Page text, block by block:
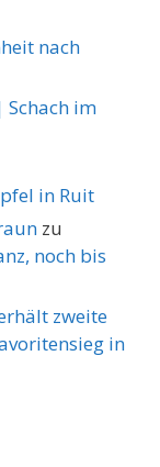
nach
Schach im
in Ruit
zu
noch bis
zweite
in